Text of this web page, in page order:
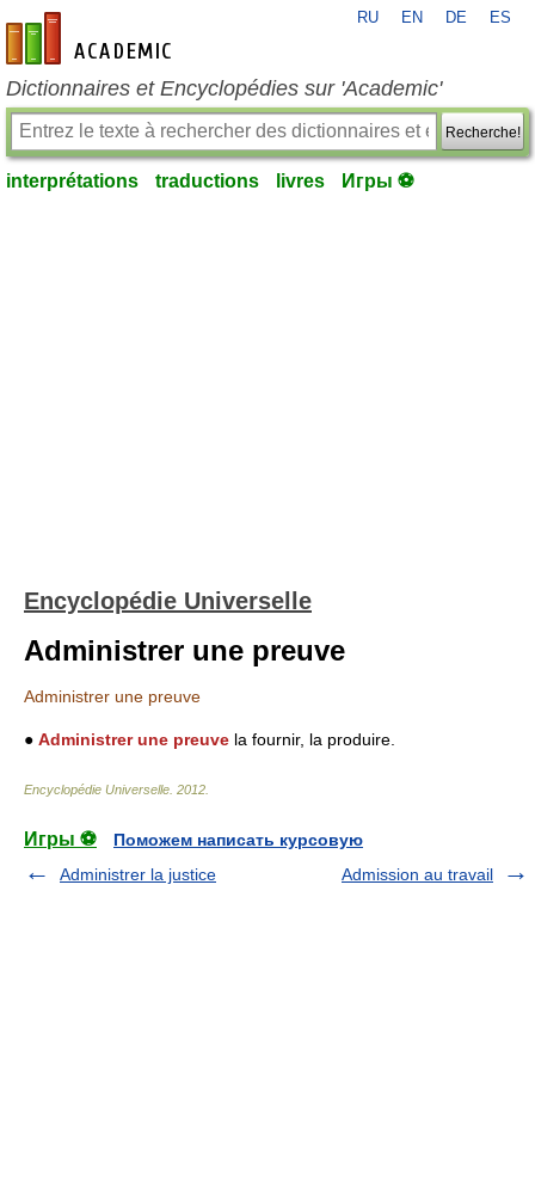
fr-academic.com
RU EN DE ES
Dictionnaires et Encyclopédies sur 'Academic'
Recherche!
interprétations traductions livres Игры ⚽
Encyclopédie Universelle
Administrer une preuve
Administrer une preuve
● Administrer une preuve la fournir, la produire.
Encyclopédie Universelle 2012
Игры ⚽
Поможем написать курсовую
Administrer la justice
Admission au travail